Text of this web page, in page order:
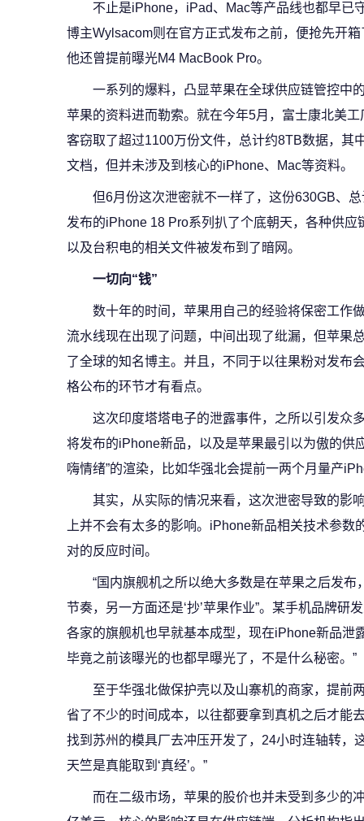
不止是iPhone，iPad、Mac等产品线也都早已
博主Wylsacom则在官方正式发布之前，便抢先开
他还曾提前曝光M4 MacBook Pro。
一系列的爆料，凸显苹果在全球供应链管控中
苹果的资料进而勒索。就在今年5月，富士康北美
客窃取了超过1100万份文件，总计约8TB数据，其
文档，但并未涉及到核心的iPhone、Mac等资料。
但6月份这次泄密就不一样了，这份630GB、
发布的iPhone 18 Pro系列扒了个底朝天，各种供
以及台积电的相关文件被发布到了暗网。
一切向“钱”
数十年的时间，苹果用自己的经验将保密工作
流水线现在出现了问题，中间出现了纰漏，但苹果
了全球的知名博主。并且，不同于以往果粉对发布
格公布的环节才有看点。
这次印度塔塔电子的泄露事件，之所以引发众
将发布的iPhone新品，以及是苹果最引以为傲的供
嗨情绪”的渲染，比如华强北会提前一两个月量产
其实，从实际的情况来看，这次泄密导致的影
上并不会有太多的影响。iPhone新品相关技术参
对的反应时间。
“国内旗舰机之所以绝大多数是在苹果之后发
节奏，另一方面还是‘抄’苹果作业”。某手机品牌研
各家的旗舰机也早就基本成型，现在iPhone新品泄
毕竟之前该曝光的也都早曝光了，不是什么秘密。”
至于华强北做保护壳以及山寨机的商家，提前
省了不少的时间成本，以往都要拿到真机之后才能
找到苏州的模具厂去冲压开发了，24小时连轴转，
天竺是真能取到‘真经’。”
而在二级市场，苹果的股价也并未受到多少的